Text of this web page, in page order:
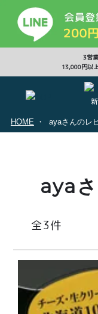
3営
13,000円以
注文履歴
商品一覧
とろ生チーズ
HOME ayaさんのレ
aya
3